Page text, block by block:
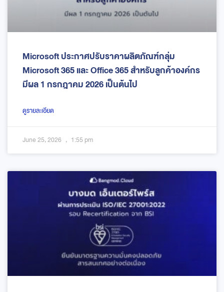
Microsoft ประกาศปรับราคาผลิตภัณฑ์กลุ่ม
Microsoft 365 และ Office 365 สำหรับลูกค้าองค์กร
มีผล 1 กรกฎาคม 2026 เป็นต้นไป
ดูรายละเอียด
June 25, 2026 1:55 pm